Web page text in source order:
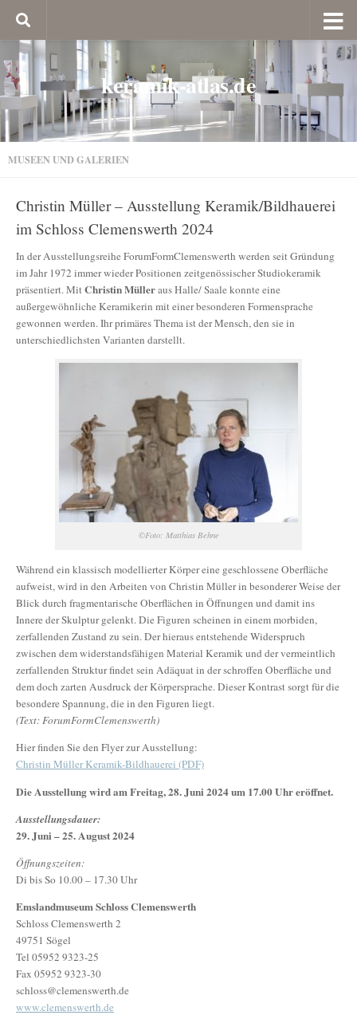
keramik-atlas.de
MUSEEN UND GALERIEN
Christin Müller – Ausstellung Keramik/Bildhauerei
im Schloss Clemenswerth 2024
In der Ausstellungsreihe ForumFormClemenswerth werden seit Gründung
im Jahr 1972 immer wieder Positionen zeitgenössischer Studiokeramik
präsentiert. MitChristin Mülleraus Halle/ Saale konnte eine
außergewöhnliche Keramikerin mit einer besonderen Formensprache
gewonnen werden. Ihr primäres Thema ist der Mensch, den sie in
unterschiedlichsten Varianten darstellt.
©Foto: Matthias Behne
Während ein klassisch modellierter Körper eine geschlossene Oberfläche
aufweist, wird in den Arbeiten von Christin Müller in besonderer Weise der
Blick durch fragmentarische Oberflächen in Öffnungen und damit ins
Innere der Skulptur gelenkt. Die Figuren scheinen in einem morbiden,
zerfallenden Zustand zu sein. Der hieraus entstehende Widerspruch
zwischen dem widerstandsfähigen Material Keramik und der vermeintlich
zerfallenden Struktur findet sein Adäquat in der schroffen Oberfläche und
dem doch zarten Ausdruck der Körpersprache. Dieser Kontrast sorgt für die
besondere Spannung, die in den Figuren liegt.
(Text: ForumFormClemenswerth)
Hier finden Sie den Flyer zur Ausstellung:
Christin Müller Keramik-Bildhauerei (PDF)
Die Ausstellung wird am Freitag, 28. Juni 2024 um 17.00 Uhr eröffnet.
Ausstellungsdauer:
29. Juni – 25. August 2024
Öffnungszeiten:
Di bis So 10.00 – 17.30 Uhr
Emslandmuseum Schloss Clemenswerth
Schloss Clemenswerth 2
49751 Sögel
Tel 05952 9323-25
Fax 05952 9323-30
schloss@clemenswerth.de
www.clemenswerth.de